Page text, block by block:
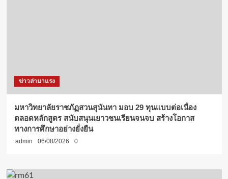
ข่าวล่ามาแรง
มหาวิทยาลัยราชภัฏสวนสุนันทา มอบ 29 ทุนแบบต่อเนื่อง
ตลอดหลักสูตร สนับสนุนเยาวชนเรียนจนจบ สร้างโอกาส
ทางการศึกษาอย่างยั่งยืน
admin 06/08/2026 0